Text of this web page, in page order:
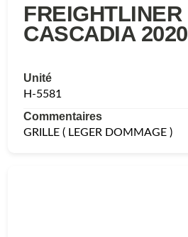
FREIGHTLINER
CASCADIA 2020
Unité
H-5581
Commentaires
GRILLE ( LEGER DOMMAGE )